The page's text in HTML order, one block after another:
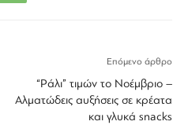
Επόμενο άρθρο
“Ράλι” τιμών το Νοέμβριο –
Αλματώδεις αυξήσεις σε κρέατα
και γλυκά snacks